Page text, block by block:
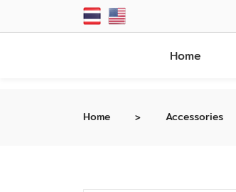
Home
Home Accessories